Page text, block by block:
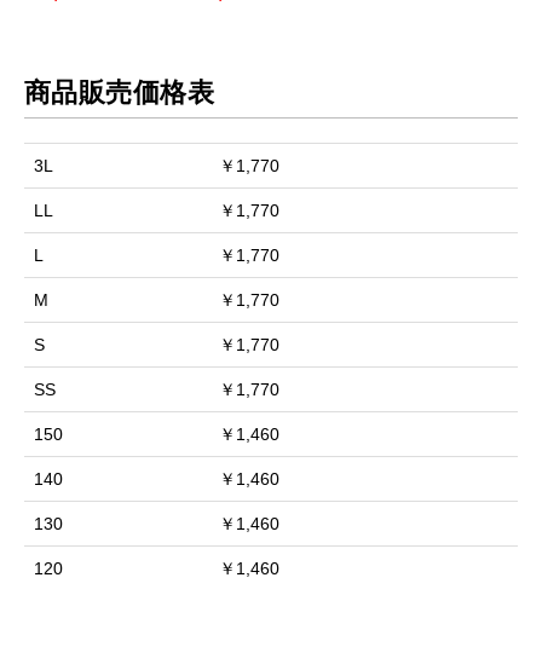
商品販売価格表
3L ￥1,770
LL ￥1,770
L ￥1,770
M ￥1,770
S ￥1,770
SS ￥1,770
150 ￥1,460
140 ￥1,460
130 ￥1,460
120 ￥1,460